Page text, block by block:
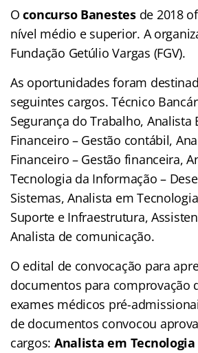
Oconcurso Banestesde 2018
nível médio e superior. A
Fundação Getúlio Vargas (FGV).
As oportunidades foram
seguintes cargos. Técnico
Segurança do Trabalho, Analista
Financeiro – Gestão contábil,
Financeiro – Gestão financeira,
Tecnologia da Informação –
Sistemas, Analista em
Suporte e Infraestrutura,
Analista de comunicação.
O edital de convocação para
documentos para comprovação
exames médicos pré-
de documentos convocou
cargos: Analista em